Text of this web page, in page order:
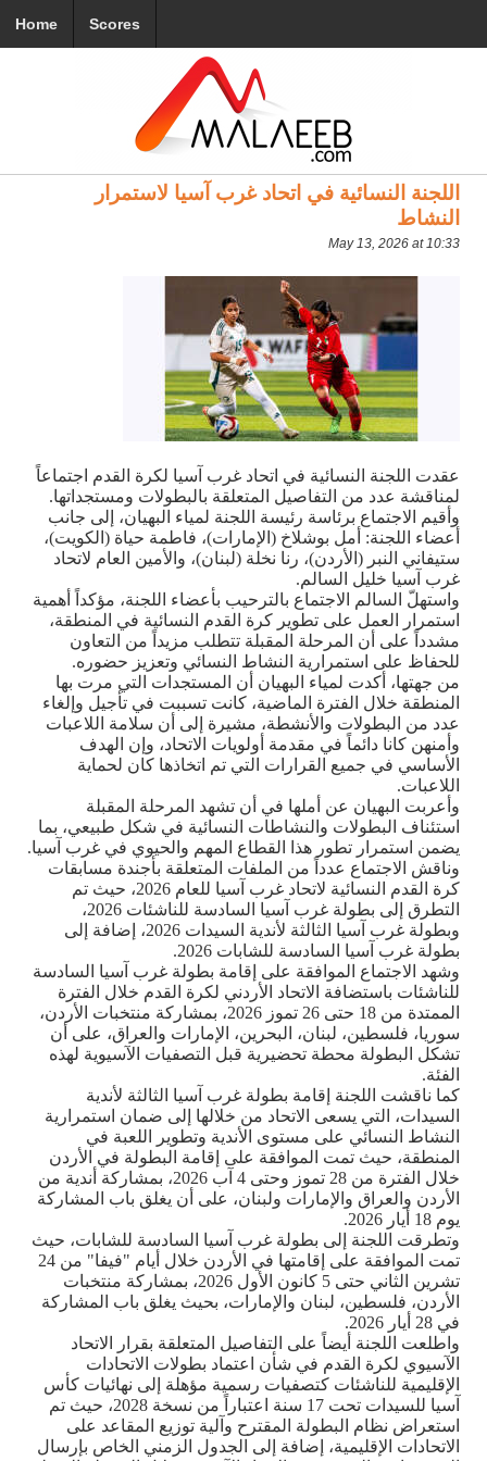
Home Scores
اللجنة النسائية في اتحاد غرب آسيا لاستمرار
النشاط
May 13, 2026 at 10:33
عقدت اللجنة النسائية في اتحاد غرب آسيا لكرة القدم اجتماعاً
لمناقشة عدد من التفاصيل المتعلقة بالبطولات ومستجداتها.
وأقيم الاجتماع برئاسة رئيسة اللجنة لمياء البهيان، إلى جانب
أعضاء اللجنة: أمل بوشلاخ (الإمارات)، فاطمة حياة (الكويت)،
ستيفاني النبر (الأردن)، رنا نخلة (لبنان)، والأمين العام لاتحاد
غرب آسيا خليل السالم.
واستهلّ السالم الاجتماع بالترحيب بأعضاء اللجنة، مؤكداً أهمية
استمرار العمل على تطوير كرة القدم النسائية في المنطقة،
مشدداً على أن المرحلة المقبلة تتطلب مزيداً من التعاون
للحفاظ على استمرارية النشاط النسائي وتعزيز حضوره.
من جهتها، أكدت لمياء البهيان أن المستجدات التي مرت بها
المنطقة خلال الفترة الماضية، كانت تسببت في تأجيل وإلغاء
عدد من البطولات والأنشطة، مشيرة إلى أن سلامة اللاعبات
وأمنهن كانا دائماً في مقدمة أولويات الاتحاد، وإن الهدف
الأساسي في جميع القرارات التي تم اتخاذها كان لحماية
اللاعبات.
وأعربت البهيان عن أملها في أن تشهد المرحلة المقبلة
استئناف البطولات والنشاطات النسائية في شكل طبيعي، بما
يضمن استمرار تطور هذا القطاع المهم والحيوي في غرب آسيا.
وناقش الاجتماع عدداً من الملفات المتعلقة بأجندة مسابقات
كرة القدم النسائية لاتحاد غرب آسيا للعام 2026، حيث تم
التطرق إلى بطولة غرب آسيا السادسة للناشئات 2026،
وبطولة غرب آسيا الثالثة لأندية السيدات 2026، إضافة إلى
بطولة غرب آسيا السادسة للشابات 2026
.
وشهد الاجتماع الموافقة على إقامة بطولة غرب آسيا السادسة
للناشئات باستضافة الاتحاد الأردني لكرة القدم خلال الفترة
الممتدة من 18 حتى 26 تموز 2026، بمشاركة منتخبات الأردن،
سوريا، فلسطين، لبنان، البحرين، الإمارات والعراق، على أن
تشكل البطولة محطة تحضيرية قبل التصفيات الآسيوية لهذه
الفئة.
كما ناقشت اللجنة إقامة بطولة غرب آسيا الثالثة لأندية
السيدات، التي يسعى الاتحاد من خلالها إلى ضمان استمرارية
النشاط النسائي على مستوى الأندية وتطوير اللعبة في
المنطقة، حيث تمت الموافقة على إقامة البطولة في الأردن
خلال الفترة من 28 تموز وحتى 4 آب 2026، بمشاركة أندية من
الأردن والعراق والإمارات ولبنان، على أن يغلق باب المشاركة
يوم 18 أيار 2026
.
وتطرقت اللجنة إلى بطولة غرب آسيا السادسة للشابات، حيث
تمت الموافقة على إقامتها في الأردن خلال أيام "فيفا" من 24
تشرين الثاني حتى 5 كانون الأول 2026، بمشاركة منتخبات
الأردن، فلسطين، لبنان والإمارات، بحيث يغلق باب المشاركة
في 28 أيار 2026
.
واطلعت اللجنة أيضاً على التفاصيل المتعلقة بقرار الاتحاد
الآسيوي لكرة القدم في شأن اعتماد بطولات الاتحادات
الإقليمية للناشئات كتصفيات رسمية مؤهلة إلى نهائيات كأس
آسيا للسيدات تحت 17 سنة اعتباراً من نسخة 2028، حيث تم
استعراض نظام البطولة المقترح وآلية توزيع المقاعد على
الاتحادات الإقليمية، إضافة إلى الجدول الزمني الخاص بإرسال